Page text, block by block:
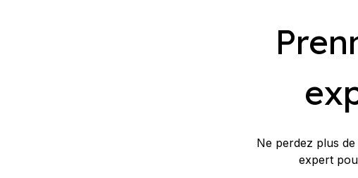
Ne perdez plus
expert